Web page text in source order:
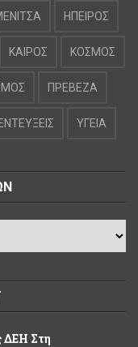
ΗΠΕΙΡΟΣ
ΚΑΙΡΟΣ ΚΟΣΜΟΣ
ΠΡΕΒΕΖΑ
ΥΓΕΙΑ
ΔΕΗ Στη